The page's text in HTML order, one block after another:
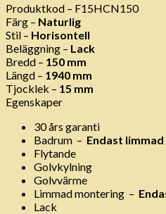
Produktkod – F15HCN150
Färg – Naturlig
Stil – Horisontell
Beläggning – Lack
Bredd – 150 mm
Längd – 1940 mm
Tjocklek – 15 mm
Egenskaper
30 års garanti
Badrum – Endast
Flytande
Golvkylning
Golvvärme
Limmad montering –
Lack